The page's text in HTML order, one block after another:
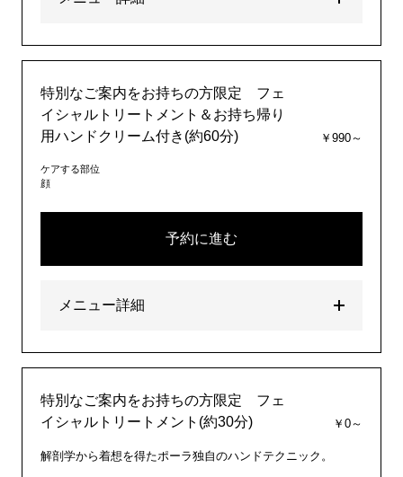
特別なご案内をお持ちの方限定 フェ
イシャルトリートメント＆お持ち帰り
用ハンドクリーム付き(約60分)
￥990～
ケアする部位
顔
予約に進む
メニュー詳細
特別なご案内をお持ちの方限定 フェ
イシャルトリートメント(約30分)
￥0～
解剖学から着想を得たポーラ独自のハンドテクニック。